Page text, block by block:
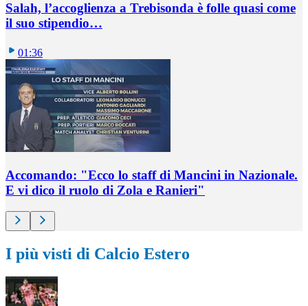
Salah, l’accoglienza a Trebisonda è folle quasi come
il suo stipendio…
01:36
Accomando: "Ecco lo staff di Mancini in Nazionale.
E vi dico il ruolo di Zola e Ranieri"
I più visti di Calcio Estero